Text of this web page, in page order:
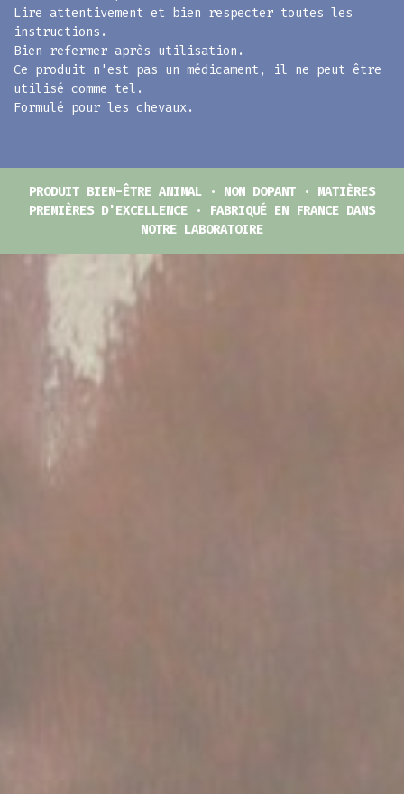
Lire attentivement et bien respecter toutes les
instructions.
Bien refermer après utilisation.
Ce produit n'est pas un médicament, il ne peut être
utilisé comme tel.
Formulé pour les chevaux.
PRODUIT BIEN-ÊTRE ANIMAL · NON DOPANT · MATIÈRES
PREMIÈRES D'EXCELLENCE · FABRIQUÉ EN FRANCE DANS
NOTRE LABORATOIRE